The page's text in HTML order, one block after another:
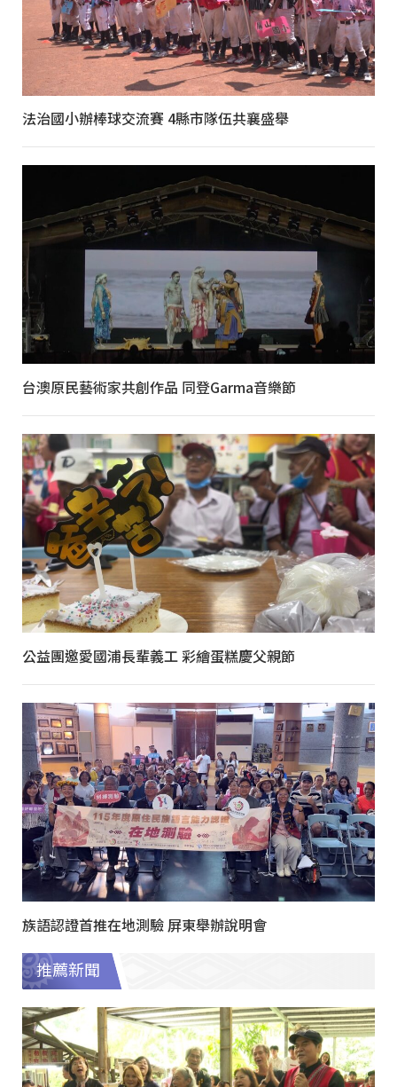
法治國小辦棒球交流賽 4縣市隊伍共襄盛舉
台澳原民藝術家共創作品 同登Garma音樂節
公益團邀愛國浦長輩義工 彩繪蛋糕慶父親節
族語認證首推在地測驗 屏東舉辦說明會
推薦新聞